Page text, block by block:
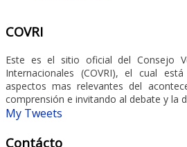
COVRI
Este es el sitio oficial del Consejo
Internacionales (COVRI), el cual
aspectos mas relevantes del
comprensión e invitando al debate y la
My Tweets
Contácto